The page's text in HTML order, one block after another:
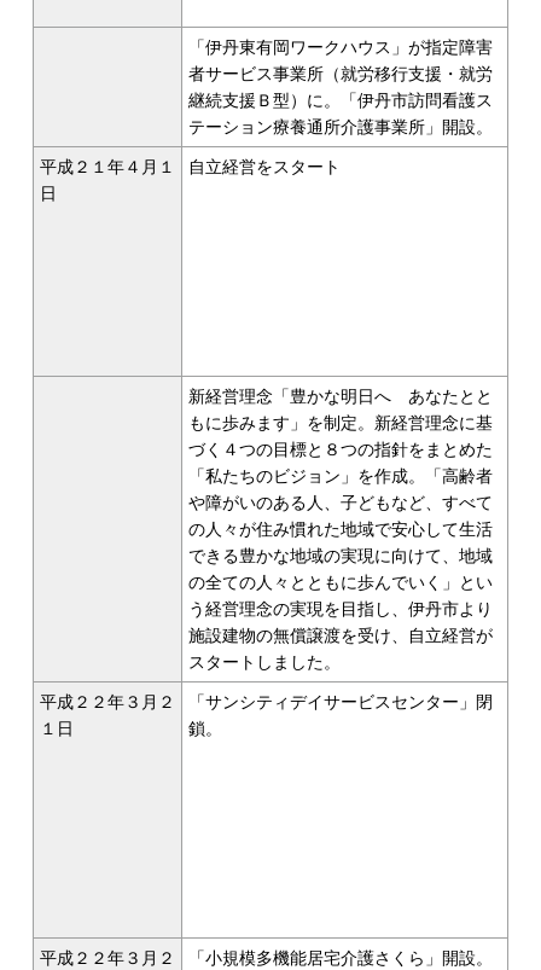
「伊丹東有岡ワークハウス」が指定障害
者サービス事業所（就労移行支援・就労
継続支援Ｂ型）に。「伊丹市訪問看護ス
テーション療養通所介護事業所」開設。
平成２１年４月１
日
自立経営をスタート
新経営理念「豊かな明日へ あなたとと
もに歩みます」を制定。新経営理念に基
づく４つの目標と８つの指針をまとめた
「私たちのビジョン」を作成。「高齢者
や障がいのある人、子どもなど、すべて
の人々が住み慣れた地域で安心して生活
できる豊かな地域の実現に向けて、地域
の全ての人々とともに歩んでいく」とい
う経営理念の実現を目指し、伊丹市より
施設建物の無償譲渡を受け、自立経営が
スタートしました。
平成２２年３月２
１日
「サンシティデイサービスセンター」閉
鎖。
平成２２年３月２
「小規模多機能居宅介護さくら」開設。